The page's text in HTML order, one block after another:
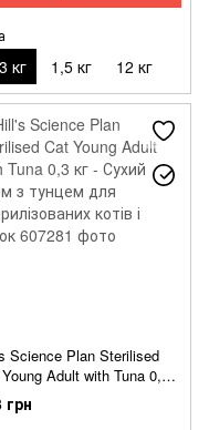
кг 1,5 кг 12 кг
Science Plan Sterilised
Adult with Tuna 0,3
Сухий корм з тунцем для
котів і кішок
грн